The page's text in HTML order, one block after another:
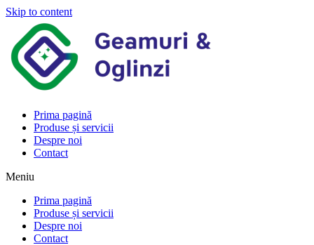
Skip to content
Prima pagină
Produse și servicii
Despre noi
Contact
Meniu
Prima pagină
Produse și servicii
Despre noi
Contact